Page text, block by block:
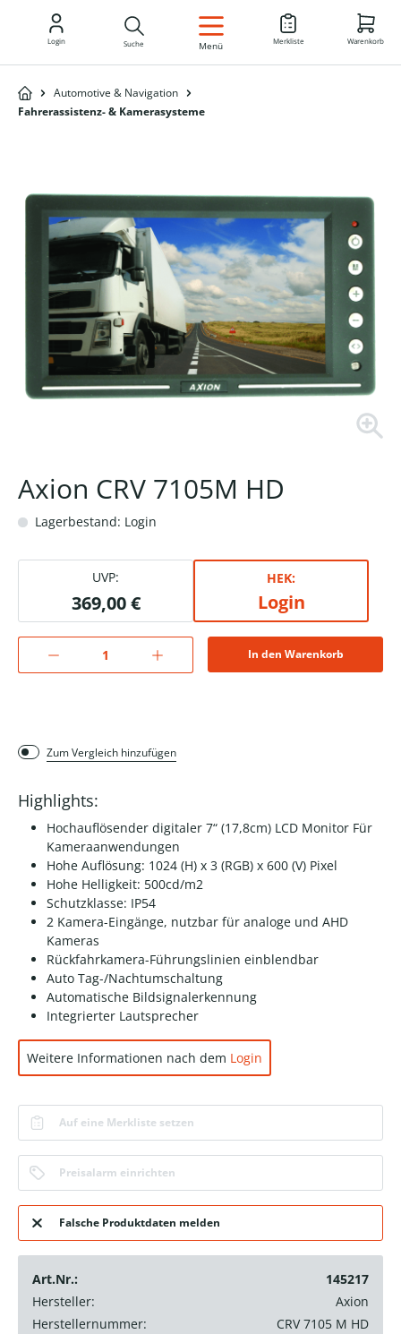
DE
Login Suche Menü Merkliste Warenkorb
Automotive & Navigation
Fahrerassistenz- & Kamerasysteme
Axion CRV 7105M HD
Lagerbestand: Login
UVP:
369,00 €
HEK:
Login
In den Warenkorb
Zum Vergleich hinzufügen
Highlights:
Hochauflösender digitaler 7“ (17,8cm) LCD Monitor Für
Kameraanwendungen
Hohe Auflösung: 1024 (H) x 3 (RGB) x 600 (V) Pixel
Hohe Helligkeit: 500cd/m2
Schutzklasse: IP54
2 Kamera-Eingänge, nutzbar für analoge und AHD
Kameras
Rückfahrkamera-Führungslinien einblendbar
Auto Tag-/Nachtumschaltung
Automatische Bildsignalerkennung
Integrierter Lautsprecher
Weitere Informationen nach dem Login
Auf eine Merkliste setzen
Preisalarm einrichten
Falsche Produktdaten melden
Art.Nr.:
145217
Hersteller:
Axion
Herstellernummer:
CRV 7105 M HD